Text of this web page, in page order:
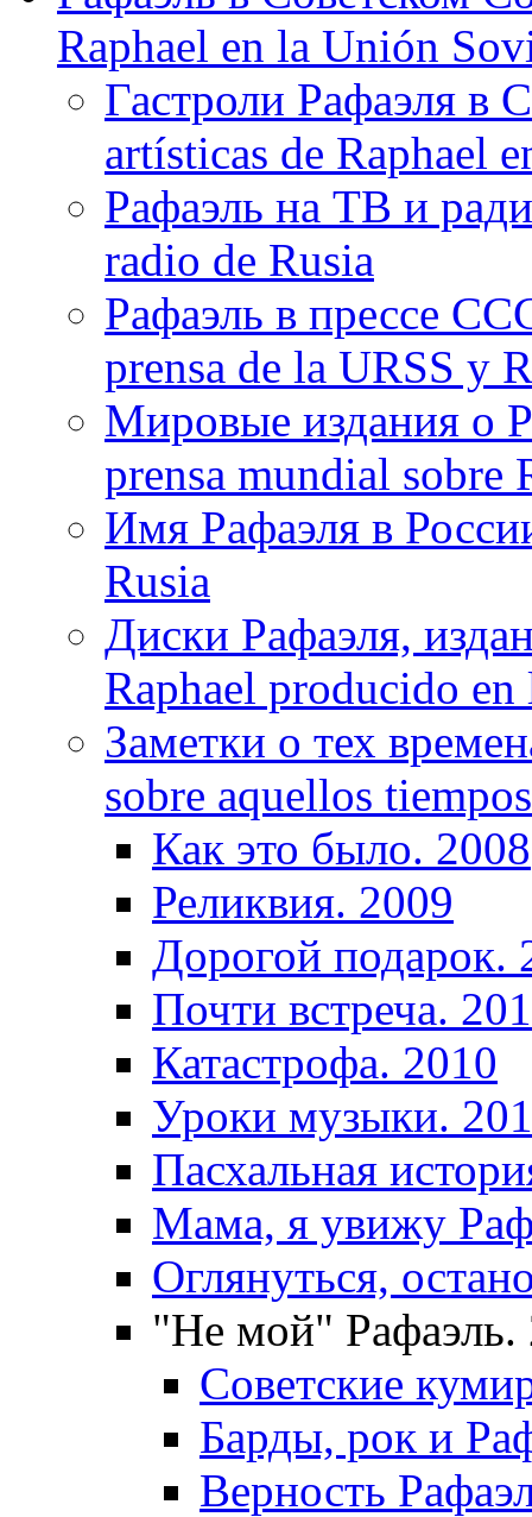
Raphael en la Unión
Гастроли Рафаэля в
artísticas de Raphael
Рафаэль на ТВ и
radio de Rusia
Рафаэль в прессе
prensa de la URSS y
Мировые издания о
prensa mundial sobre
Имя Рафаэля в
Rusia
Диски Рафаэля,
Raphael producido en
Заметки о тех
sobre aquellos
Как это было. 2008
Реликвия. 2009
Дорогой подарок.
Почти встреча.
Катастрофа. 2010
Уроки музыки.
Пасхальная
Мама, я увижу
Оглянуться,
"Не мой" Рафаэль.
Советские
Барды, рок и
Верность